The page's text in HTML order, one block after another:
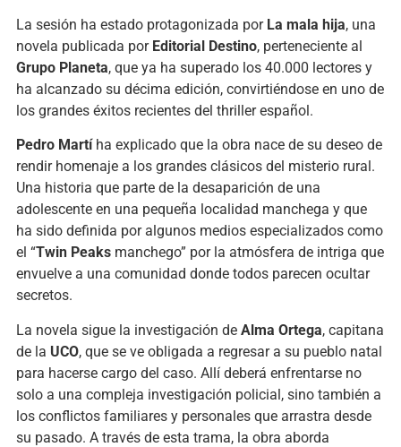
La sesión ha estado protagonizada por La mala hija, una
novela publicada por Editorial Destino, perteneciente al
Grupo Planeta, que ya ha superado los 40.000 lectores y
ha alcanzado su décima edición, convirtiéndose en uno de
los grandes éxitos recientes del thriller español.
Pedro Martíha explicado que la obra nace de su deseo de
rendir homenaje a los grandes clásicos del misterio rural.
Una historia que parte de la desaparición de una
adolescente en una pequeña localidad manchega y que
ha sido definida por algunos medios especializados como
el “Twin Peaksmanchego” por la atmósfera de intriga que
envuelve a una comunidad donde todos parecen ocultar
secretos.
La novela sigue la investigación de Alma Ortega, capitana
de la UCO, que se ve obligada a regresar a su pueblo natal
para hacerse cargo del caso. Allí deberá enfrentarse no
solo a una compleja investigación policial, sino también a
los conflictos familiares y personales que arrastra desde
su pasado. A través de esta trama, la obra aborda